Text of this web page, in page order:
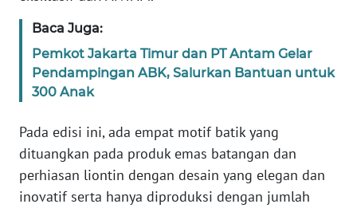
Baca Juga:
Pemkot Jakarta Timur dan PT Antam Gelar
Pendampingan ABK, Salurkan Bantuan untuk
300 Anak
Pada edisi ini, ada empat motif batik yang
dituangkan pada produk emas batangan dan
perhiasan liontin dengan desain yang elegan dan
inovatif serta hanya diproduksi dengan jumlah
WN
SUMUT
JAKARTA
WN
JABAR